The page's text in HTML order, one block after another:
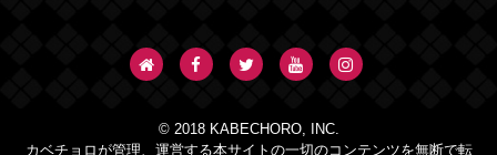
© 2018 KABECHORO, INC.
カベチョロが管理、運営する本サイトの一切のコンテンツを無断で転